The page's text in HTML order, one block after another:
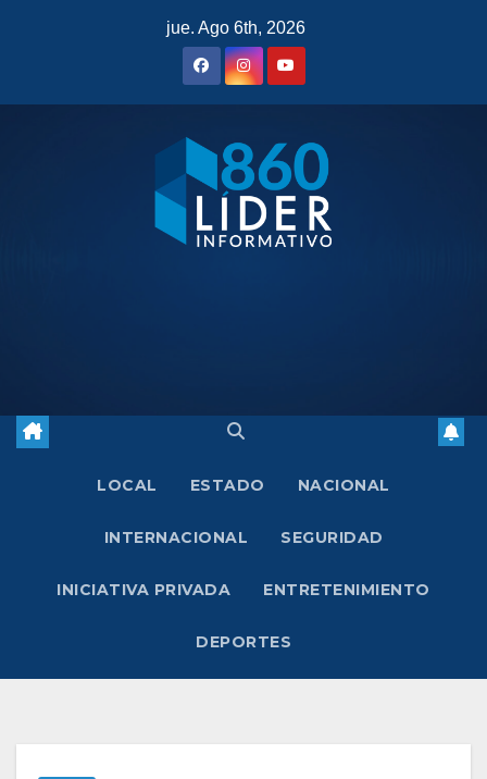
jue. Ago 6th, 2026
LOCAL ESTADO NACIONAL
INTERNACIONAL SEGURIDAD
INICIATIVA PRIVADA ENTRETENIMIENTO
DEPORTES